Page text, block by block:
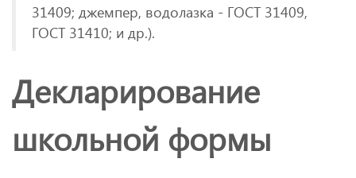
31409; джемпер, водолазка - ГОСТ 31409,
ГОСТ 31410; и др.).
Декларирование
школьной формы